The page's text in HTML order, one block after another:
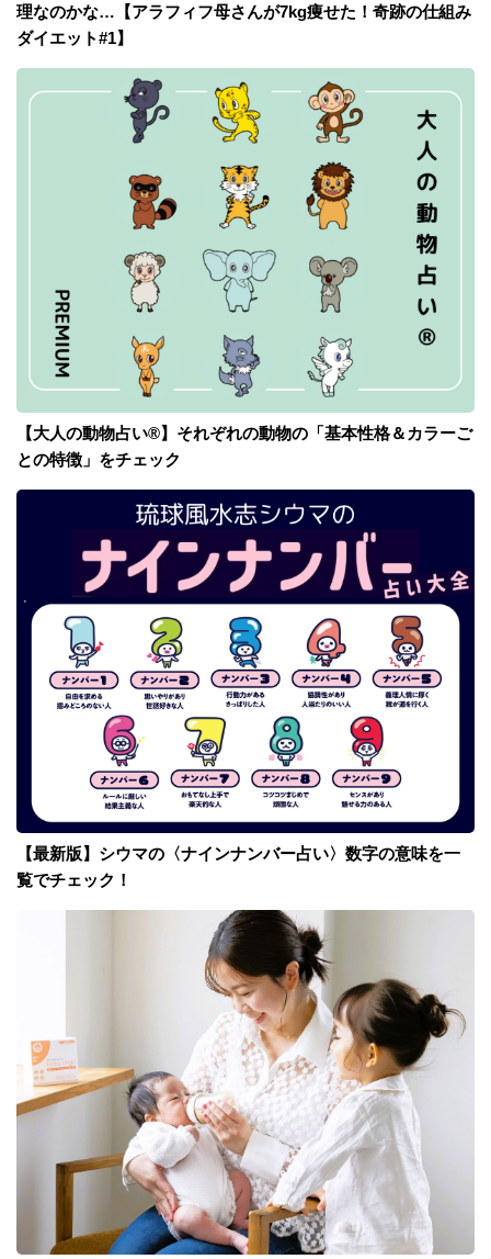
理なのかな…【アラフィフ母さんが7kg痩せた！奇跡の仕組み
ダイエット#1】
【大人の動物占い®】それぞれの動物の「基本性格＆カラーご
との特徴」をチェック
【最新版】シウマの〈ナインナンバー占い〉数字の意味を一
覧でチェック！